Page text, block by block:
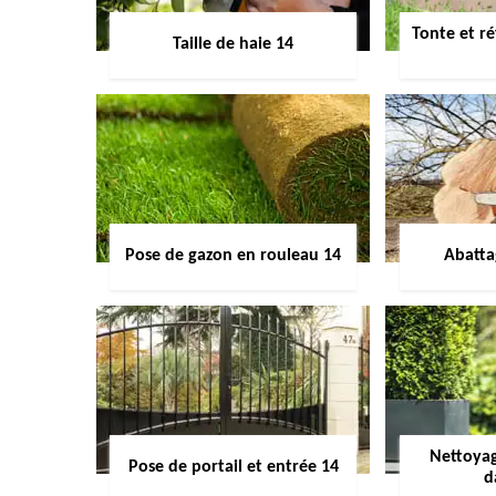
Taille de haie 14
Tonte et
Pose de gazon en rouleau 14
Pose de portail et entrée 14